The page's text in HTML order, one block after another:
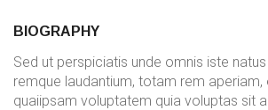
BIOGRAPHY
Sed ut perspiciatis unde omnis iste
remque laudantium, totam rem aperiam,
quaiipsam voluptatem quia voluptas sit